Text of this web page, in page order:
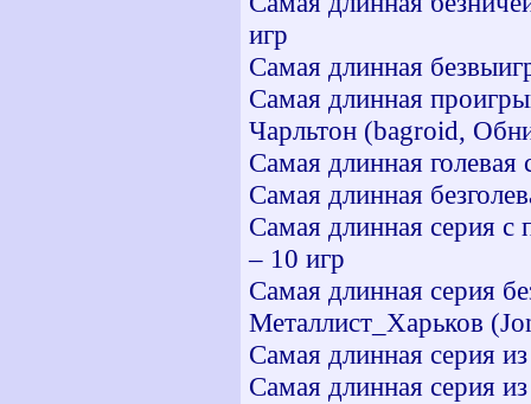
игр
Самая длинная
Самая длинная
Чарльтон (bagroid,
Самая длинная
Самая длинная
Самая длинная серия
– 10 игр
Самая длинная серия
Металлист_Харьков
Самая длинная серия
Самая длинная серия